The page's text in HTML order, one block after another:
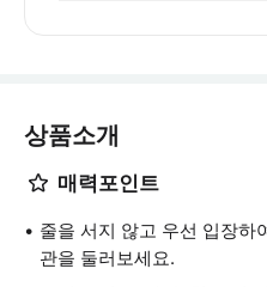
상품소개
매력포인트
줄을 서지 않고 우선 입장하
관을 둘러보세요.